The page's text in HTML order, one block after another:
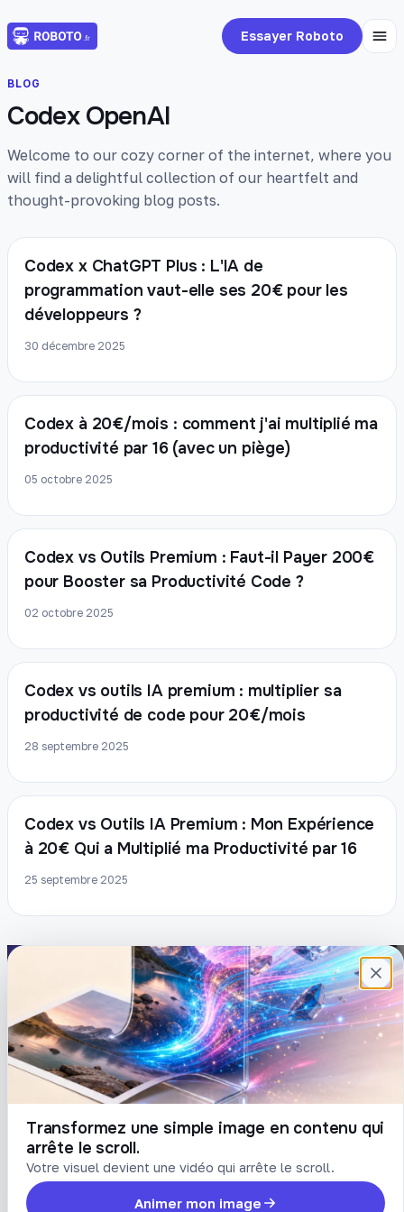
Essayer Roboto
BLOG
Codex OpenAI
Welcome to our cozy corner of the internet, where you
will find a delightful collection of our heartfelt and
thought-provoking blog posts.
Codex x ChatGPT Plus : L'IA de
programmation vaut-elle ses 20€ pour les
développeurs ?
30 décembre 2025
Codex à 20€/mois : comment j'ai multiplié ma
productivité par 16 (avec un piège)
05 octobre 2025
Codex vs Outils Premium : Faut-il Payer 200€
pour Booster sa Productivité Code ?
02 octobre 2025
Codex vs outils IA premium : multiplier sa
productivité de code pour 20€/mois
28 septembre 2025
Codex vs Outils IA Premium : Mon Expérience
à 20€ Qui a Multiplié ma Productivité par 16
25 septembre 2025
Transformez une simple image en contenu qui
arrête le scroll.
Votre visuel devient une vidéo qui arrête le scroll.
Animer mon image
Plateforme française de création de
contenu avec l’IA. Demandez, Roboto crée.
DÉCOUVRIR
Prompts
Blog
Tarifs
COMPTE
Connexion
Créer un compte
Mot de passe oublié
LÉGAL
Conditions